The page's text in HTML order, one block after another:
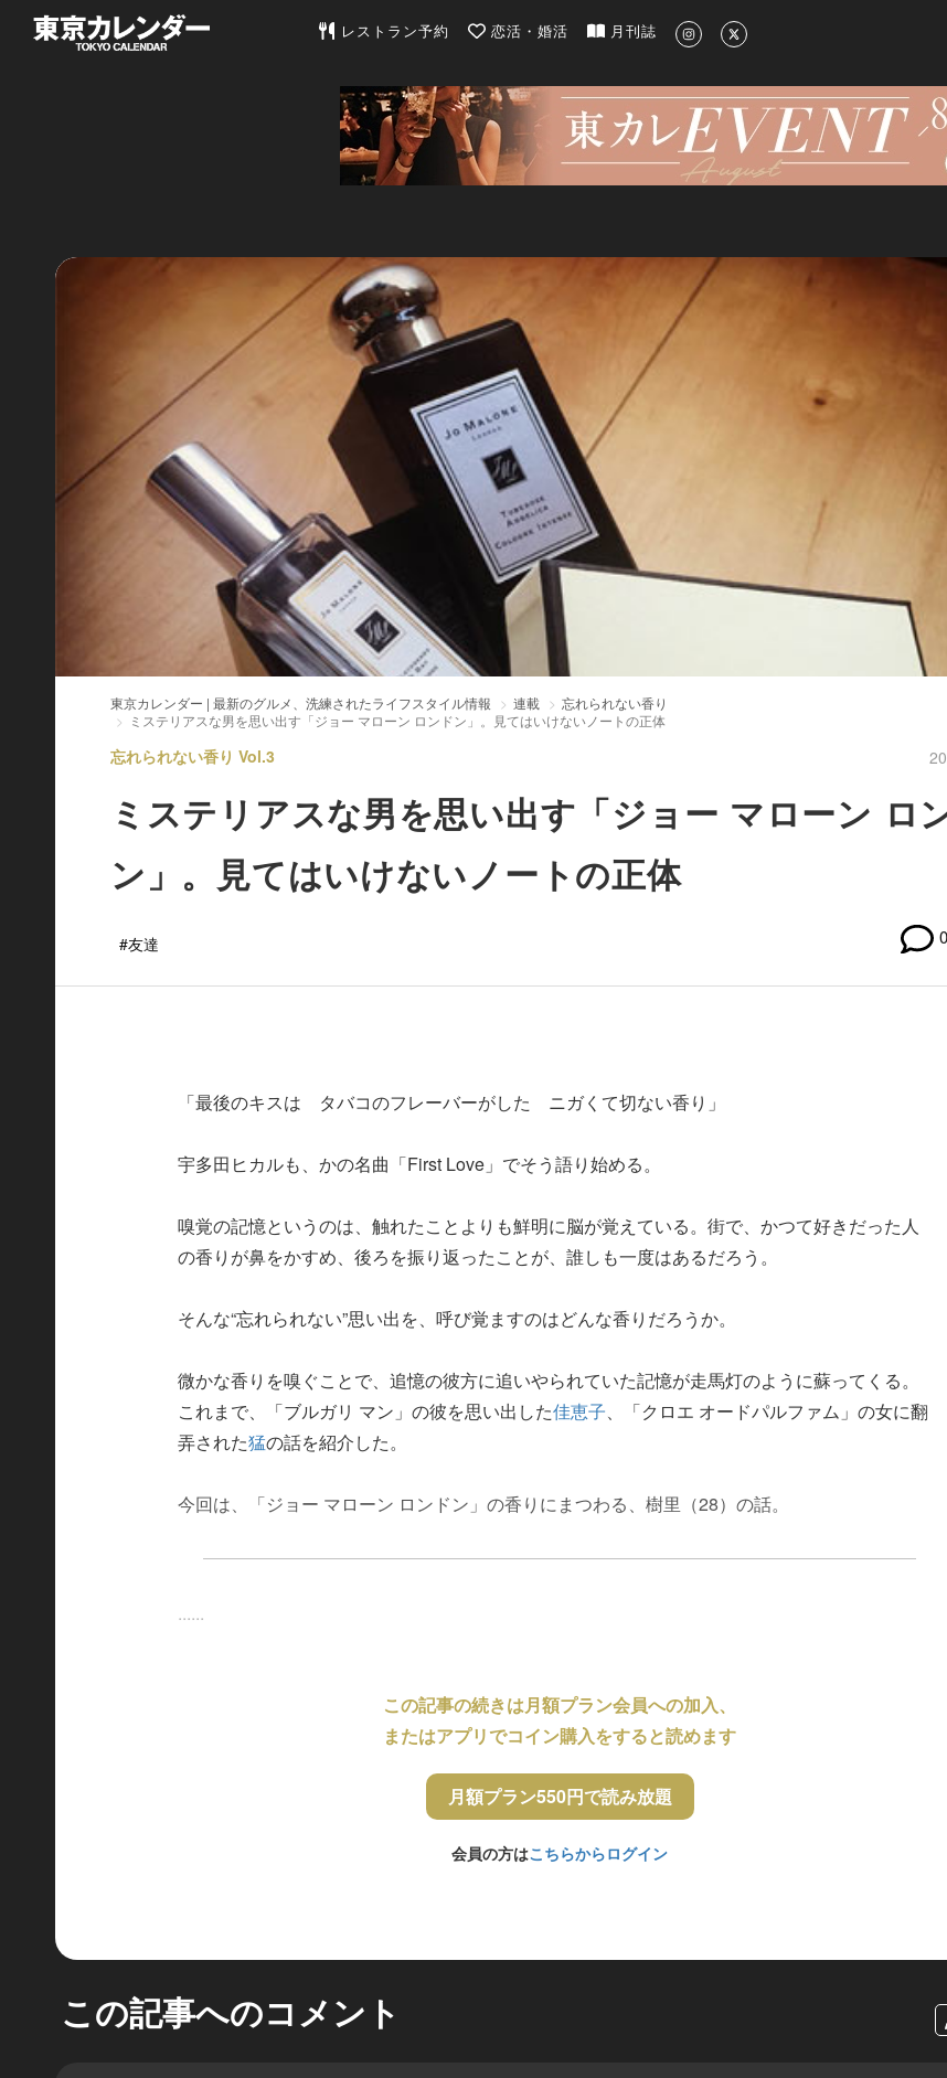
東京カレンダー | 最新のグルメ、洗練されたライフスタイル情報
レストラン予約 恋活・婚活 月刊誌
東京カレンダー | 最新のグルメ、洗練されたライフスタイル情報 連載
忘れられない香り
ミステリアスな男を思い出す「ジョー マローン ロンドン」。見てはいけないノートの正体
忘れられない香り Vol.3
ミステリアスな男を思い出す「ジョー マローン ロ
ン」。見てはいけないノートの正体
#友達 0
「最後のキスは タバコのフレーバーがした ニガくて切ない香り」
宇多田ヒカルも、かの名曲「First Love」でそう語り始める。
嗅覚の記憶というのは、触れたことよりも鮮明に脳が覚えている。街で、かつて好きだった人
の香りが鼻をかすめ、後ろを振り返ったことが、誰しも一度はあるだろう。
そんな“忘れられない”思い出を、呼び覚ますのはどんな香りだろうか。
微かな香りを嗅ぐことで、追憶の彼方に追いやられていた記憶が走馬灯のように蘇ってくる。
これまで、「ブルガリ マン」の彼を思い出した佳恵子、「クロエ オードパルファム」の女に翻
弄された猛の話を紹介した。
今回は、「ジョー マローン ロンドン」の香りにまつわる、樹里（28）の話。
......
この記事の続きは月額プラン会員への加入、
またはアプリでコイン購入をすると読めます
月額プラン550円で読み放題
会員の方はこちらからログイン
この記事へのコメント